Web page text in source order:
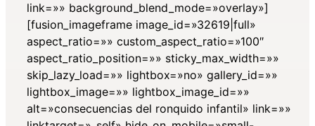
link=»» background_blend_mode=»overlay»]
[fusion_imageframe image_id=»32619|full»
aspect_ratio=»» custom_aspect_ratio=»100″
aspect_ratio_position=»» sticky_max_width=»»
skip_lazy_load=»» lightbox=»no» gallery_id=»»
lightbox_image=»» lightbox_image_id=»»
alt=»consecuencias del ronquido infantil» link=»»